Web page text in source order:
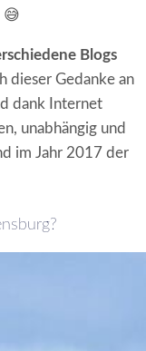
😅
Blogs
dieser Gedanke an
dank Internet
unabhängig und
im Jahr 2017 der